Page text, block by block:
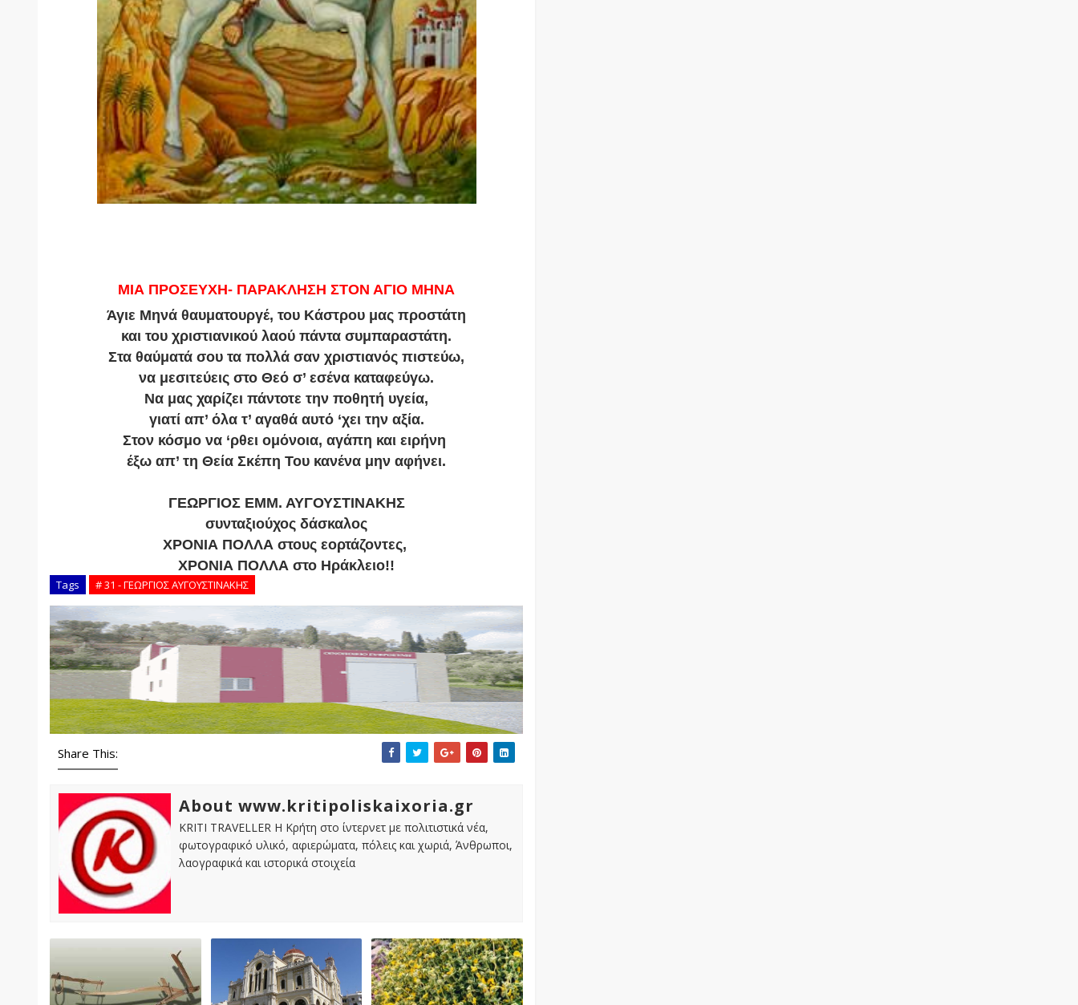
ΜΙΑ ΠΡΟΣΕΥΧΗ- ΠΑΡΑΚΛΗΣΗ ΣΤΟΝ ΑΓΙΟ ΜΗΝΑ
Άγιε Μηνά θαυματουργέ, του Κάστρου μας προστάτη
και του χριστιανικού λαού πάντα συμπαραστάτη.
Στα θαύματά σου τα πολλά σαν χριστιανός πιστεύω,
να μεσιτεύεις στο Θεό σ’ εσένα καταφεύγω.
Να μας χαρίζει πάντοτε την ποθητή υγεία,
γιατί απ’ όλα τ’ αγαθά αυτό ‘χει την αξία.
Στον κόσμο να ‘ρθει ομόνοια, αγάπη και ειρήνη
έξω απ’ τη Θεία Σκέπη Του κανένα μην αφήνει.
ΓΕΩΡΓΙΟΣ ΕΜΜ. ΑΥΓΟΥΣΤΙΝΑΚΗΣ
συνταξιούχος δάσκαλος
ΧΡΟΝΙΑ ΠΟΛΛΑ στους εορτάζοντες,
ΧΡΟΝΙΑ ΠΟΛΛΑ στο Ηράκλειο!!
Tags # 31 - ΓΕΩΡΓΙΟΣ ΑΥΓΟΥΣΤΙΝΑΚΗΣ
Share This:
About www.kritipoliskaixoria.gr
KRITI TRAVELLER Η Κρήτη στο ίντερνετ με πολιτιστικά νέα,
φωτογραφικό υλικό, αφιερώματα, πόλεις και χωριά, Άνθρωποι,
λαογραφικά και ιστορικά στοιχεία